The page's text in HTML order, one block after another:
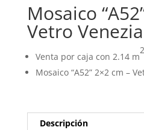
Mosaico
Vetro Venezia
Venta por caja con 2.14 m
2
Mosaico “A52” 2×2 cm –
Descripción